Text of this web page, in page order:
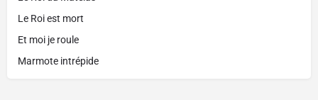
Le Roi est mort
Et moi je roule
Marmote intrépide